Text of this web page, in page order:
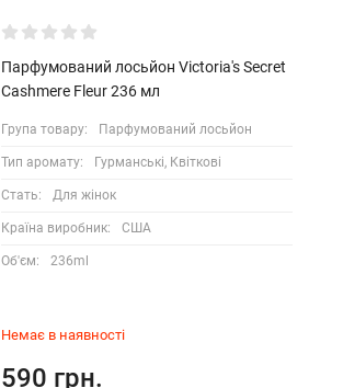
Парфумований лосьйон Victoria's Secret
Cashmere Fleur 236 мл
Група товару: Парфумований лосьйон
Тип аромату: Гурманські, Квіткові
Стать: Для жінок
Країна виробник: США
Об'єм: 236ml
Немає в наявності
590 грн.